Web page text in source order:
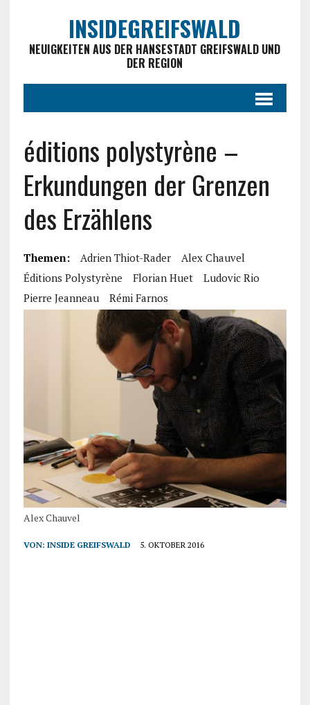
INSIDEGREIFSWALD
NEUIGKEITEN AUS DER HANSESTADT GREIFSWALD UND
DER REGION
éditions polystyrène –
Erkundungen der Grenzen
des Erzählens
Themen: Adrien Thiot-Rader
Alex Chauvel
Éditions Polystyrène
Florian Huet
Ludovic Rio
Pierre Jeanneau
Rémi Farnos
Alex Chauvel
VON: INSIDE GREIFSWALD 5. OKTOBER 2016